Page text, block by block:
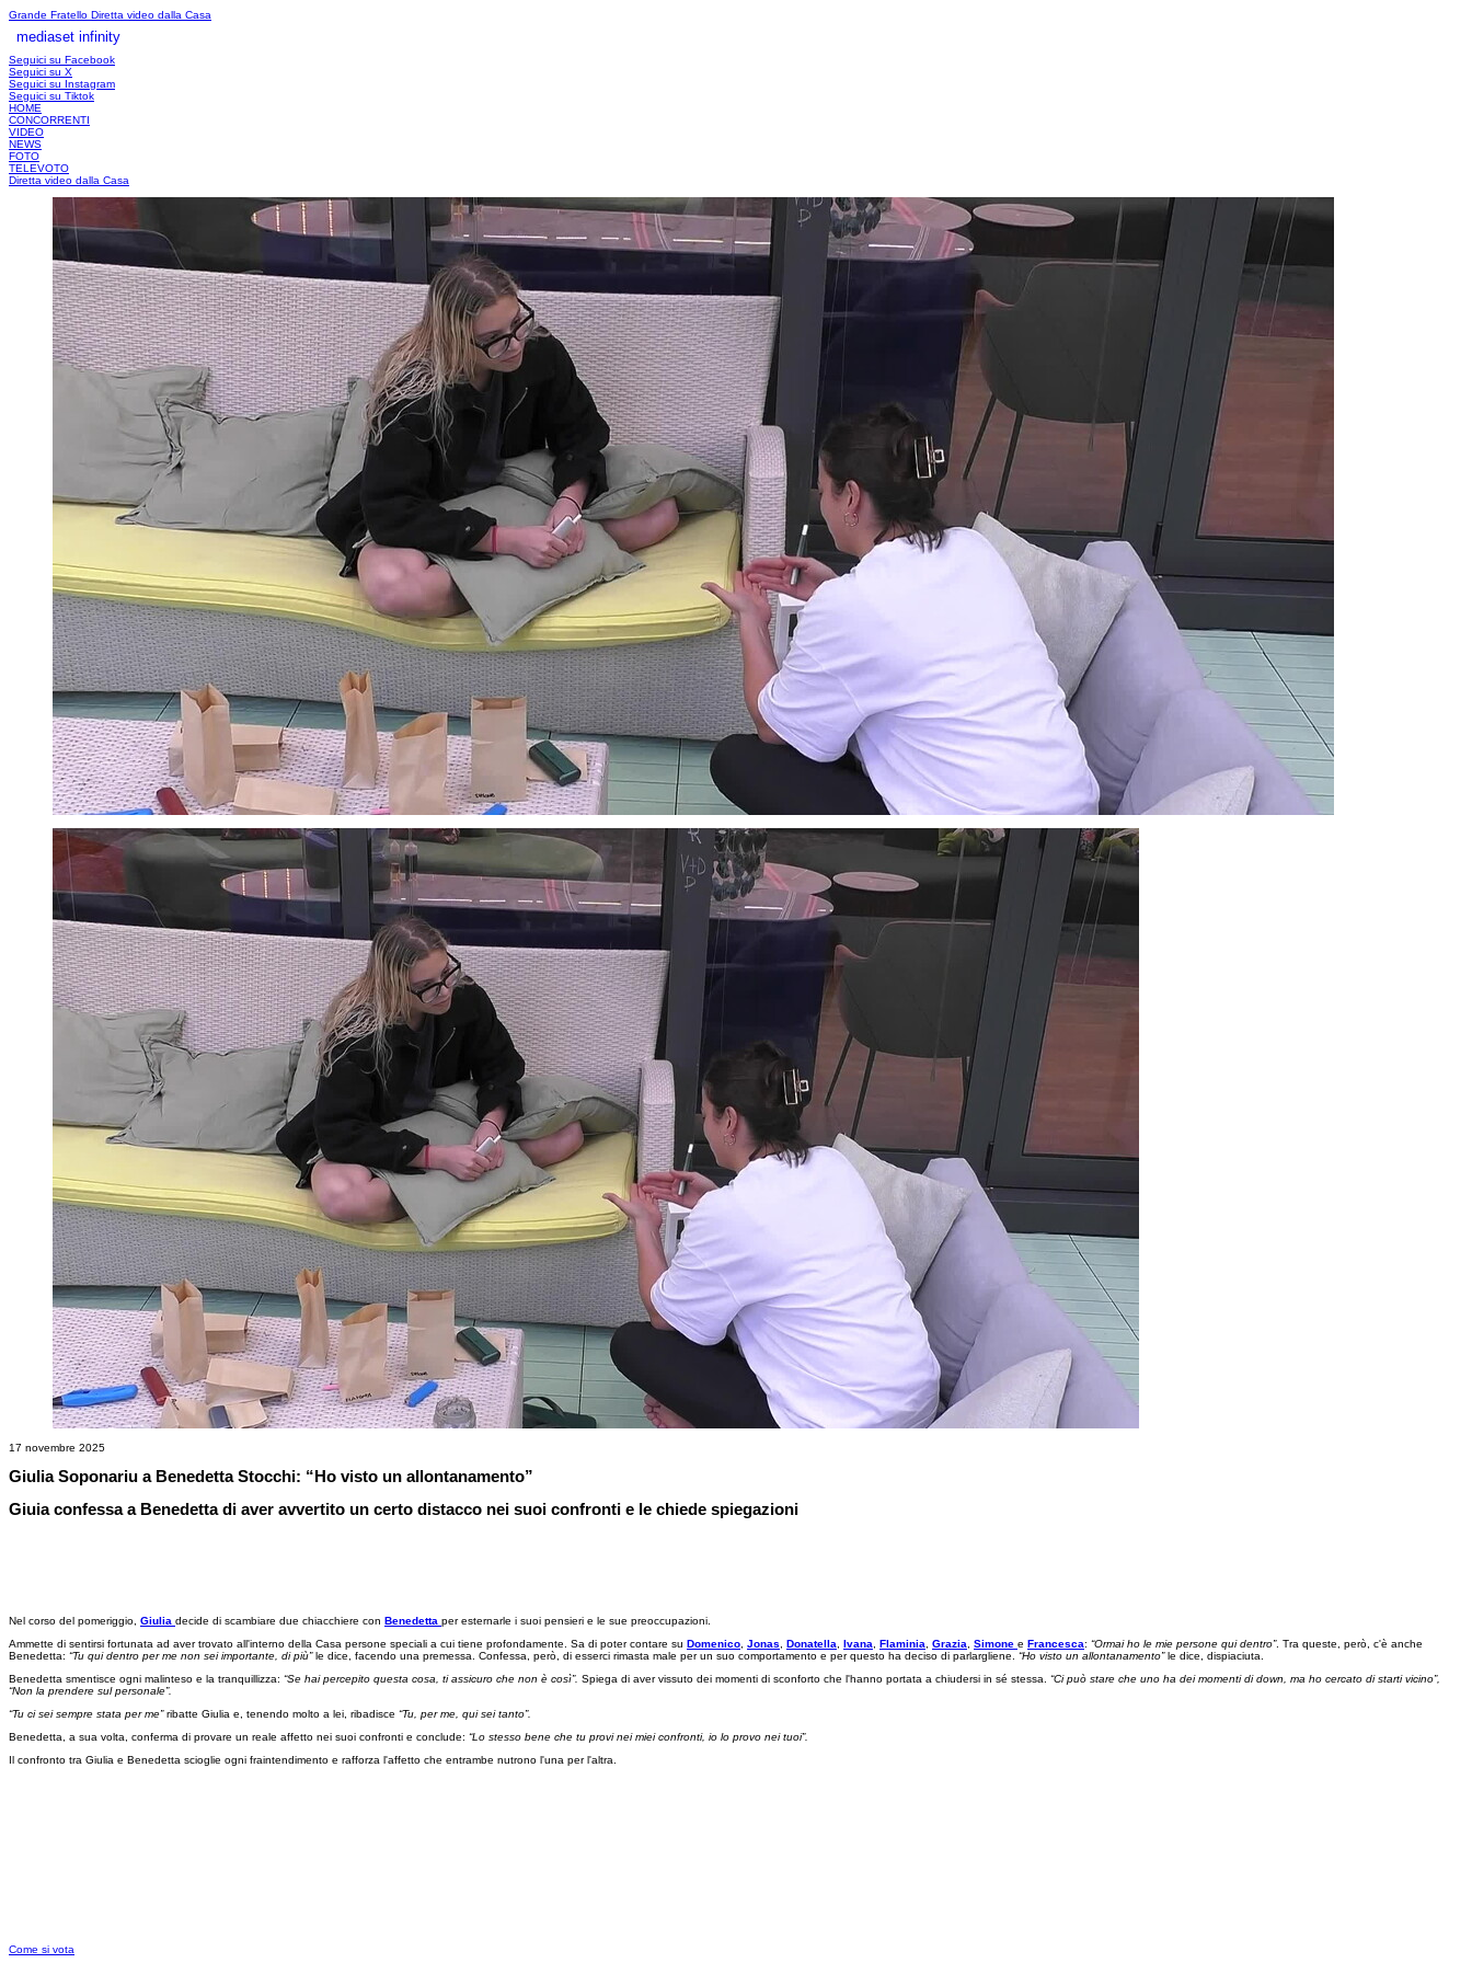
Grande Fratello Diretta video dalla Casa
mediaset infinity
Seguici su Facebook
Seguici su X
Seguici su Instagram
Seguici su Tiktok
HOME
CONCORRENTI
VIDEO
NEWS
FOTO
TELEVOTO
Diretta video dalla Casa
17 novembre 2025
Giulia Soponariu a Benedetta Stocchi: “Ho visto un allontanamento”
Giuia confessa a Benedetta di aver avvertito un certo distacco nei suoi confronti e le chiede spiegazioni
Nel corso del pomeriggio, Giulia decide di scambiare due chiacchiere con Benedetta per esternarle i suoi pensieri e le sue preoccupazioni.
Ammette di sentirsi fortunata ad aver trovato all'interno della Casa persone speciali a cui tiene profondamente. Sa di poter contare su Domenico, Jonas, Donatella, Ivana, Flaminia, Grazia, Simone e Francesca: “Ormai ho le mie persone qui dentro”. Tra queste, però, c'è anche
Benedetta: “Tu qui dentro per me non sei importante, di più”le dice, facendo una premessa. Confessa, però, di esserci rimasta male per un suo comportamento e per questo ha deciso di parlargliene. “Ho visto un allontanamento”le dice, dispiaciuta.
Benedetta smentisce ogni malinteso e la tranquillizza: “Se hai percepito questa cosa, ti assicuro che non è così”. Spiega di aver vissuto dei momenti di sconforto che l'hanno portata a chiudersi in sé stessa. “Ci può stare che uno ha dei momenti di down, ma ho cercato di starti vicino”,
“Non la prendere sul personale”.
“Tu ci sei sempre stata per me”ribatte Giulia e, tenendo molto a lei, ribadisce “Tu, per me, qui sei tanto”.
Benedetta, a sua volta, conferma di provare un reale affetto nei suoi confronti e conclude: “Lo stesso bene che tu provi nei miei confronti, io lo provo nei tuoi”.
Il confronto tra Giulia e Benedetta scioglie ogni fraintendimento e rafforza l'affetto che entrambe nutrono l'una per l'altra.
Come si vota